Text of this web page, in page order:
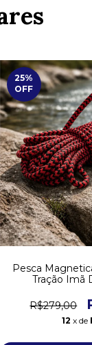
25%
OFF
Pesca
Tração Imã
R$279,00
12 x de